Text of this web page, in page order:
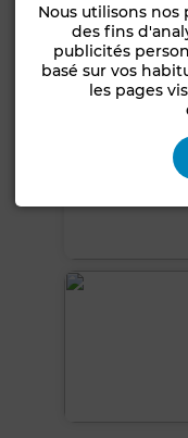
Nous utilisons nos
des fins
publicités
basé sur vos
les pages